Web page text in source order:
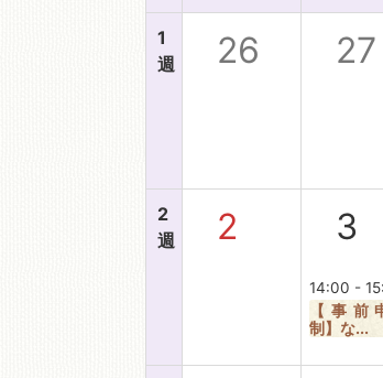
1
週
26 27
2
週
2 3
14:00 -
【事前
制】な...